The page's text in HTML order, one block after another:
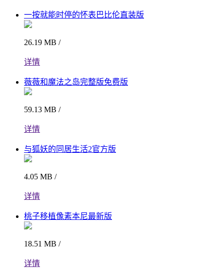
一按就能时停的怀表巴比伦直装版
26.19 MB /
详情
薇薇和魔法之岛完整版免费版
59.13 MB /
详情
与狐妖的同居生活2官方版
4.05 MB /
详情
桃子移植像素本尼最新版
18.51 MB /
详情